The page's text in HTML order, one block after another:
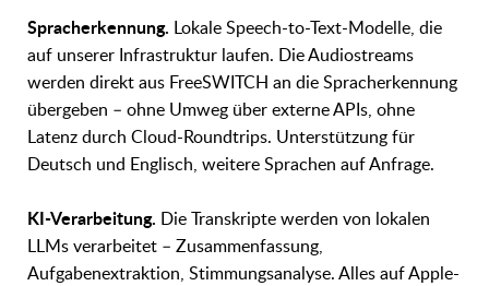
Spracherkennung. Lokale Speech-to-Text-Modelle, die
auf unserer Infrastruktur laufen. Die Audiostreams
werden direkt aus FreeSWITCH an die Spracherkennung
übergeben – ohne Umweg über externe APIs, ohne
Latenz durch Cloud-Roundtrips. Unterstützung für
Deutsch und Englisch, weitere Sprachen auf Anfrage.
KI-Verarbeitung. Die Transkripte werden von lokalen
LLMs verarbeitet – Zusammenfassung,
Aufgabenextraktion, Stimmungsanalyse. Alles auf Apple-